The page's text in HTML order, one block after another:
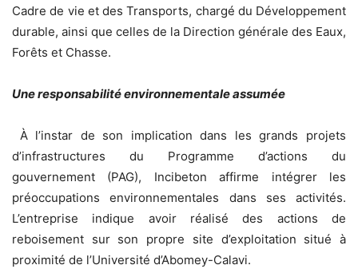
Cadre de vie et des Transports, chargé du Développement
durable, ainsi que celles de la Direction générale des Eaux,
Forêts et Chasse.
Une responsabilité environnementale assumée
À l’instar de son implication dans les grands projets
d’infrastructures du Programme d’actions du
gouvernement (PAG), Incibeton affirme intégrer les
préoccupations environnementales dans ses activités.
L’entreprise indique avoir réalisé des actions de
reboisement sur son propre site d’exploitation situé à
proximité de l’Université d’Abomey-Calavi.